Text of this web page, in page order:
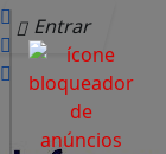
Entrar